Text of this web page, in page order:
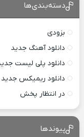
دسته‌بندی‌ها
بزودی
دانلود آهنگ جدید
دانلود پلی لیست
دانلود ریمیکس جدید
در انتظار پخش
پیوندها